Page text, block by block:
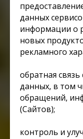
данных
информации о
новых
рекламного
обратная
данных, в том
обращений,
(Сайтов);
контроль и